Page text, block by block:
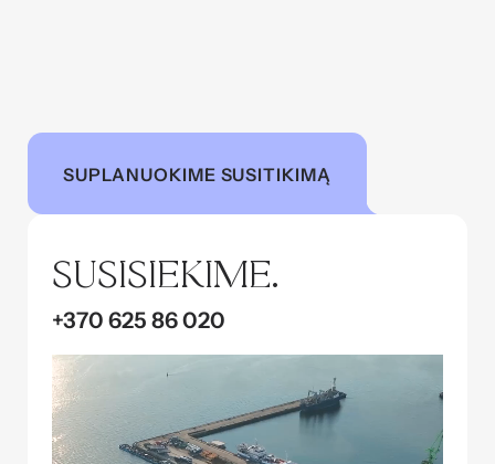
SUPLANUOKIME SUSITIKIMĄ
SUSISIEKIME.
+370 625 86 020